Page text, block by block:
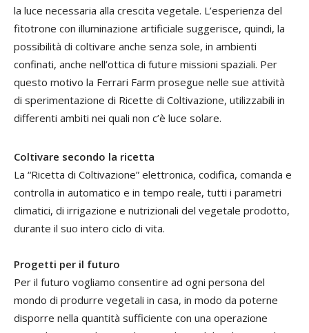
la luce necessaria alla crescita vegetale. L’esperienza del
fitotrone con illuminazione artificiale suggerisce, quindi, la
possibilità di coltivare anche senza sole, in ambienti
confinati, anche nell’ottica di future missioni spaziali. Per
questo motivo la Ferrari Farm prosegue nelle sue attività
di sperimentazione di Ricette di Coltivazione, utilizzabili in
differenti ambiti nei quali non c’è luce solare.
Coltivare secondo la ricetta
La “Ricetta di Coltivazione” elettronica, codifica, comanda e
controlla in automatico e in tempo reale, tutti i parametri
climatici, di irrigazione e nutrizionali del vegetale prodotto,
durante il suo intero ciclo di vita.
Progetti per il futuro
Per il futuro vogliamo consentire ad ogni persona del
mondo di produrre vegetali in casa, in modo da poterne
disporre nella quantità sufficiente con una operazione